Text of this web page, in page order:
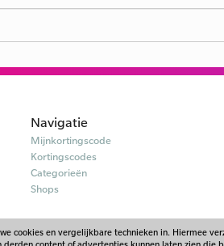
Navigatie
Mijnkortingscode
Kortingscodes
Categorieën
Shops
cookies en vergelijkbare technieken in. Hiermee